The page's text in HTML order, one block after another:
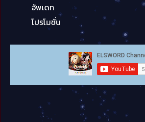
อัพเดท
โปรโมชั่น